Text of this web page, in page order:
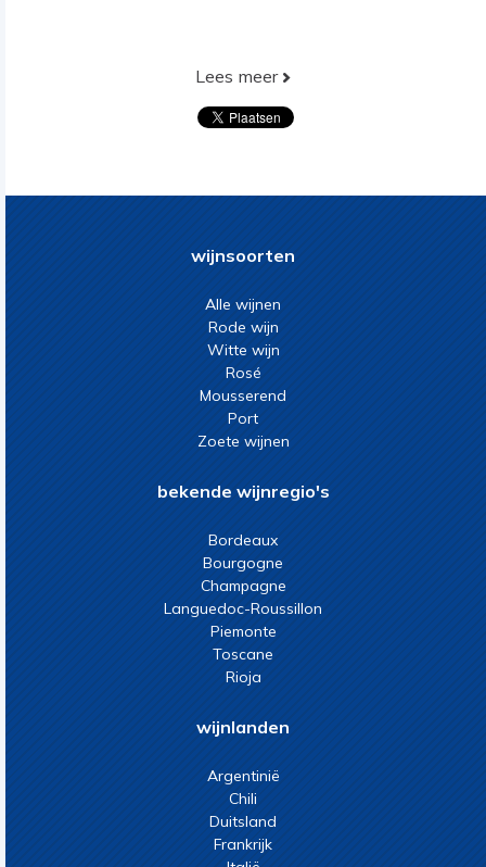
Lees meer
wijnsoorten
Alle wijnen
Rode wijn
Witte wijn
Rosé
Mousserend
Port
Zoete wijnen
bekende wijnregio's
Bordeaux
Bourgogne
Champagne
Languedoc-Roussillon
Piemonte
Toscane
Rioja
wijnlanden
Argentinië
Chili
Duitsland
Frankrijk